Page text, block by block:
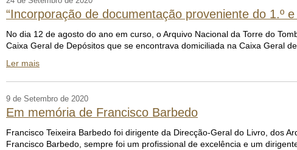
“Incorporação de documentação proveniente do 1.º
No dia 12 de agosto do ano em curso, o Arquivo Nacional da Torre do
Caixa Geral de Depósitos que se encontrava domiciliada na Caixa Geral
Ler mais
9 de Setembro de 2020
Em memória de Francisco Barbedo
Francisco Teixeira Barbedo foi dirigente da Direcção-Geral do Livro, dos
Francisco Barbedo, sempre foi um profissional de excelência e um